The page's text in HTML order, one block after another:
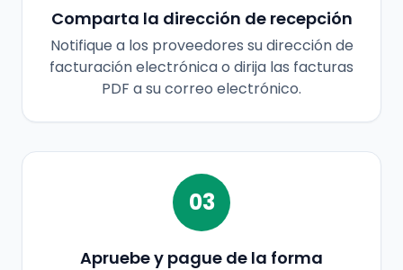
Comparta la dirección de recepción
Notifique a los proveedores su dirección de
facturación electrónica o dirija las facturas
PDF a su correo electrónico.
03
Apruebe y pague de la forma